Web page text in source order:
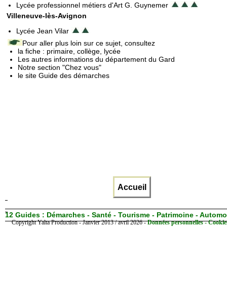
Lycée professionnel métiers d'Art G. Guynemer
Villeneuve-lès-Avignon
Lycée Jean Vilar
Pour aller plus loin sur ce sujet, consultez
la fiche : primaire, collège, lycée
Les autres informations du département du Gard
Notre section "Chez vous"
le site Guide des démarches
Accueil
12 Guides : Démarches - Santé - Tourisme - Patrimoine -
Copyright Yalta Production - Janvier 2013 / avril 2026 -Données personnelles -